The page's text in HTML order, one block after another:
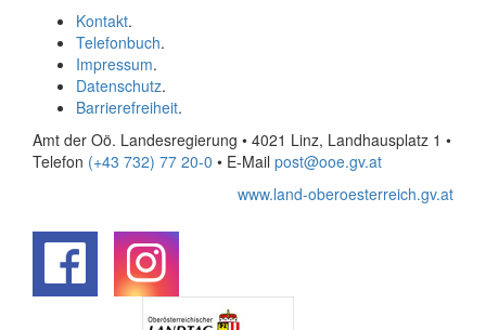
Kontakt.
Telefonbuch.
Impressum.
Datenschutz.
Barrierefreiheit.
Amt der Oö. Landesregierung • 4021 Linz, Landhausplatz 1 •
Telefon (+43 732) 77 20-0 • E-Mail post@ooe.gv.at
www.land-oberoesterreich.gv.at